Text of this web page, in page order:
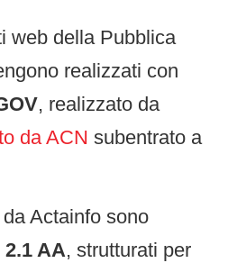
web della Pubblica
realizzati con
, realizzato da
da ACN subentrato a
Actainfo sono
AA, strutturati per